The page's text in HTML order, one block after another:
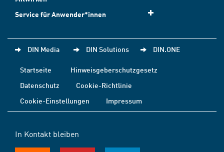
Service für Anwender*innen
DIN Media DIN Solutions DIN.ONE
Startseite
Hinweisgeberschutzgesetz
Datenschutz
Cookie-Richtlinie
Cookie-Einstellungen
Impressum
In Kontakt bleiben